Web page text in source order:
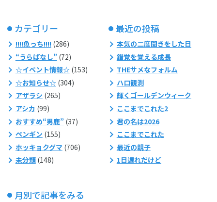
カテゴリー
!!!!魚っち!!!!(286)
“うらばなし”(72)
☆イベント情報☆(153)
☆お知らせ☆(304)
アザラシ (265)
アシカ (99)
おすすめ“男鹿”(37)
ペンギン (155)
ホッキョクグマ (706)
未分類(148)
最近の投稿
本気の二度聞きをした日
錯覚を覚える成長
THEサメなフォルム
ハロ観測
輝くゴールデンウィーク
ここまでこれた2
君の名は2026
ここまでこれた
最近の親子
1日遅れだけど
月別で記事をみる